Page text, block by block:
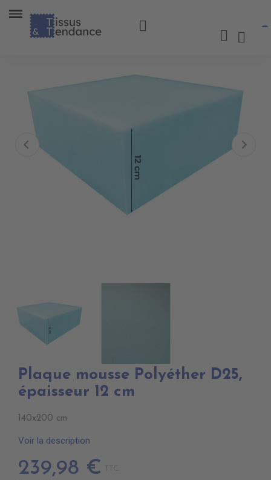
Plaque mousse Polyéther D25,
épaisseur 12 cm
140x200 cm
Voir la description
239,98 € TTC